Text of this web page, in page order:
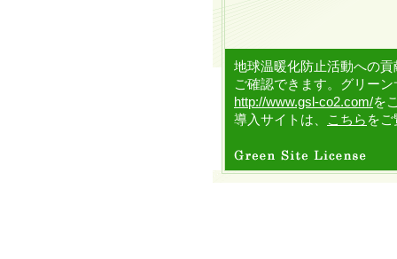
地球温暖化防止活動への
ご確認できます。グリー
http://www.gsl-co2.com/を
導入サイトは、
こちら を